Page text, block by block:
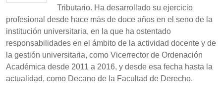
Tributario. Ha desarrollado su ejercicio
profesional desde hace más de doce años en el seno de la
institución universitaria, en la que ha ostentado
responsabilidades en el ámbito de la actividad docente y de
la gestión universitaria, como Vicerrector de Ordenación
Académica desde 2011 a 2016, y desde esa fecha hasta la
actualidad, como Decano de la Facultad de Derecho.